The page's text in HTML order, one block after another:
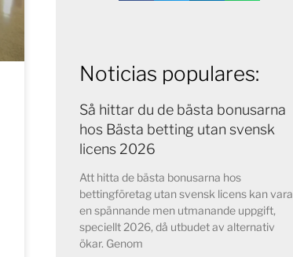
Noticias populares:
Så hittar du de bästa bonusarna
hos Bästa betting utan svensk
licens 2026
Att hitta de bästa bonusarna hos
bettingföretag utan svensk licens kan vara
en spännande men utmanande uppgift,
speciellt 2026, då utbudet av alternativ
ökar. Genom